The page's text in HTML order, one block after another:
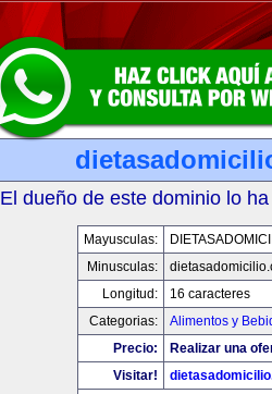
El dueño de este dominio lo
Mayusculas:
Minusculas:
Longitud:
16 caracteres
Categorias:
Alimentos y
Precio:
Realizar una
Visitar!